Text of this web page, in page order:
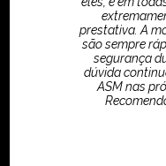
prestativa. A
são sempre
segurança
dúvida
ASM nas